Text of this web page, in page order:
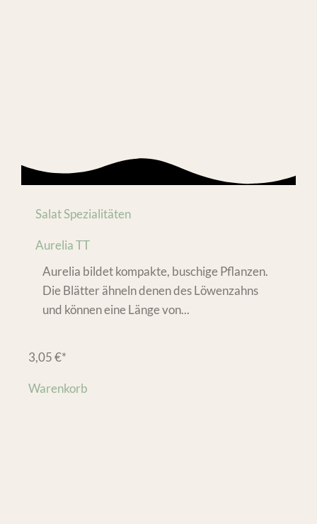
Salat Spezialitäten
Aurelia TT
Aurelia bildet kompakte, buschige Pflanzen.
Die Blätter ähneln denen des Löwenzahns
und können eine Länge von...
3,05€*
Warenkorb